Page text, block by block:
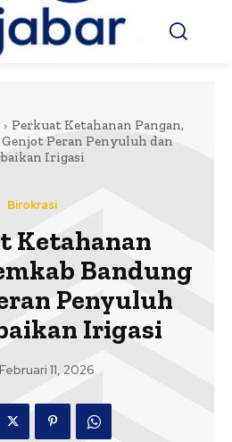
Perkuat Ketahanan Pangan,
Peran Penyuluh dan
Irigasi
Birokrasi
Ketahanan
Bandung
Penyuluh
Irigasi
Februari 11, 2026